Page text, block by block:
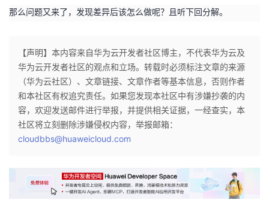
那么问题又来了，发现差异后该怎么做呢？且听下回分解。
【声明】本内容来自华为云开发者社区博主，不代表华为云及
华为云开发者社区的观点和立场。转载时必须标注文章的来源
（华为云社区）、文章链接、文章作者等基本信息，否则作者
和本社区有权追究责任。如果您发现本社区中有涉嫌抄袭的内
容，欢迎发送邮件进行举报，并提供相关证据，一经查实，本
社区将立刻删除涉嫌侵权内容，举报邮箱：
cloudbbs@huaweicloud.com